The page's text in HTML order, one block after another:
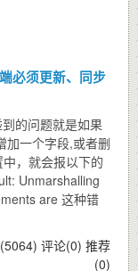
必须更新、同步
的问题就是如果
加一个字段,或者删
，就会报以下的
Unmarshalling
are 这种错
评论(0) 推荐
(0)